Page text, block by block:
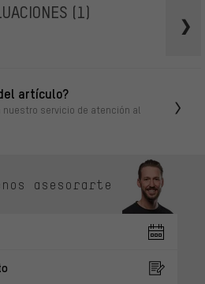
(1)
artículo?
nuestro servicio de atención al
asesorarte